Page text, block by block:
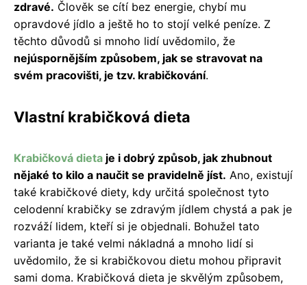
zdravé. Člověk se cítí bez energie, chybí mu
opravdové jídlo a ještě ho to stojí velké peníze. Z
těchto důvodů si mnoho lidí uvědomilo, že
nejúspornějším způsobem, jak se stravovat na
svém pracovišti, je tzv. krabičkování.
Vlastní krabičková dieta
Krabičková dieta je i dobrý způsob, jak zhubnout
nějaké to kilo a naučit se pravidelně jíst. Ano, existují
také krabičkové diety, kdy určitá společnost tyto
celodenní krabičky se zdravým jídlem chystá a pak je
rozváží lidem, kteří si je objednali. Bohužel tato
varianta je také velmi nákladná a mnoho lidí si
uvědomilo, že si krabičkovou dietu mohou připravit
sami doma. Krabičková dieta je skvělým způsobem,